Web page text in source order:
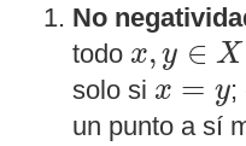
No
todo x, y ∈ X
x,y∈X
solo si x = y
x=y
;
un punto a sí